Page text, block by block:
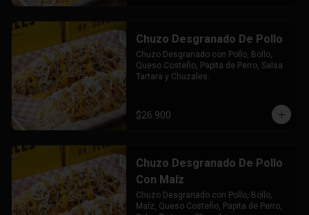
Chuzo Desgranado De Pollo
Chuzo Desgranado con Pollo, Bollo,
Queso Costeño, Papita de Perro, Salsa
Tartara y Chuzales.
$26.900
Chuzo Desgranado De Pollo
Con Maíz
Chuzo Desgranado con Pollo, Bollo,
Maíz, Queso Costeño, Papita de Perro,